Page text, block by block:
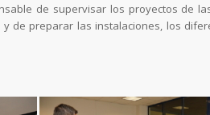
de supervisar los proyectos de
de preparar las instalaciones, los